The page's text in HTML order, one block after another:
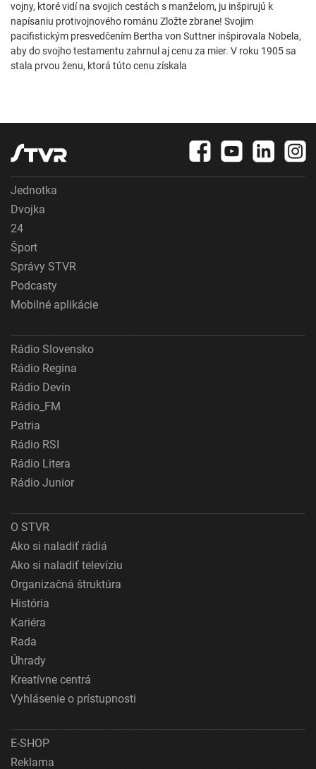
vojny, ktoré vidí na svojich cestách s manželom, ju inšpirujú k
napísaniu protivojnového románu Zložte zbrane! Svojim
pacifistickým presvedčením Bertha von Suttner inšpirovala Nobela,
aby do svojho testamentu zahrnul aj cenu za mier. V roku 1905 sa
stala prvou ženu, ktorá túto cenu získala
Jednotka
Dvojka
24
Šport
Správy STVR
Podcasty
Mobilné aplikácie
Rádio Slovensko
Rádio Regina
Rádio Devín
Rádio_FM
Patria
Rádio RSI
Rádio Litera
Rádio Junior
O STVR
Ako si naladiť rádiá
Ako si naladiť televíziu
Organizačná štruktúra
História
Kariéra
Rada
Úhrady
Kreatívne centrá
Vyhlásenie o prístupnosti
E-SHOP
Reklama